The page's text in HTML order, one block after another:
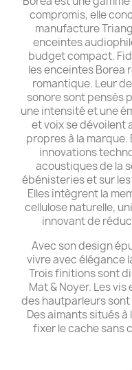
compromis, elle
manufacture
enceintes
budget compact.
les enceintes Borea
romantique. Leur
sonore sont pensés
une intensité et une
et voix se dévoilent
propres à la
innovations
acoustiques de la
ébénisteries et sur
Elles intègrent la
cellulose naturelle,
innovant de
Avec son design
vivre avec élégance
Trois finitions sont
Mat & Noyer. Les
des hautparleurs
Des aimants situés
fixer le cache sans